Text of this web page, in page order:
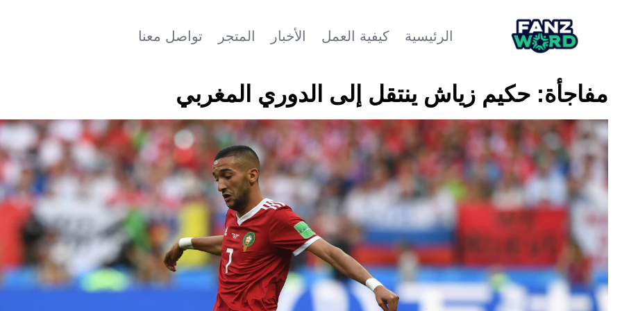
الرئيسية كيفية العمل الأخبار المتجر تواصل معنا
مفاجأة: حكيم زياش ينتقل إلى الدوري المغربي